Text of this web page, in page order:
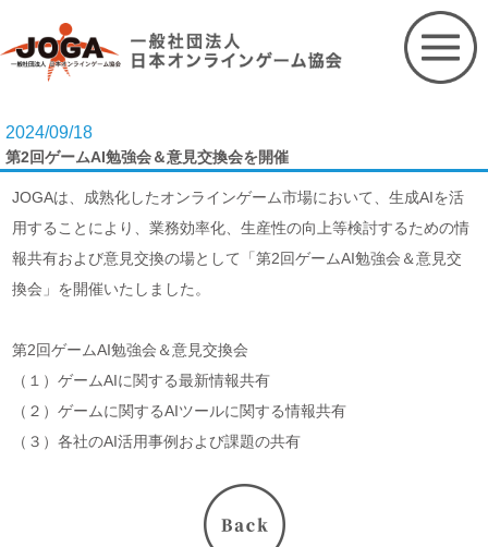
content
2024/09/18
第2回ゲームAI勉強会＆意見交換会を開催
JOGAは、成熟化したオンラインゲーム市場において、生成AIを活
用することにより、業務効率化、生産性の向上等検討するための情
報共有および意見交換の場として「第2回ゲームAI勉強会＆意見交
換会」を開催いたしました。
第2回ゲームAI勉強会＆意見交換会
（１）ゲームAIに関する最新情報共有
（２）ゲームに関するAIツールに関する情報共有
（３）各社のAI活用事例および課題の共有